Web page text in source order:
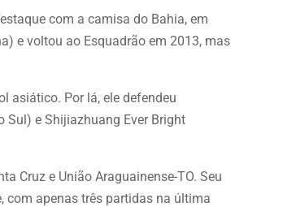
com a camisa do Bahia, em
e voltou ao Esquadrão em 2013, mas
asiático. Por lá, ele defendeu
Sul) e Shijiazhuang Ever Bright
Cruz e União Araguainense-TO. Seu
com apenas três partidas na última